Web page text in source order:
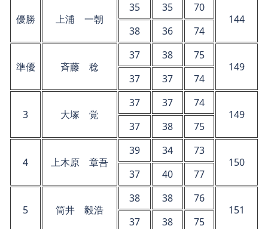
優勝 上浦 一朝
35 35
70
144
38
36 74
準優 斉藤 稔
37 38
75
149
37
37 74
3 大塚 覚
37 37
74
149
37
38 75
4 上木原 章吾
39 34
73
150
37
40 77
5 筒井 毅浩
38 38
76
151
37
38 75